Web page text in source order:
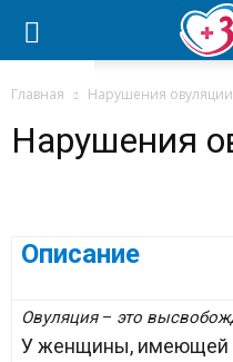
Главная Нарушения овуляции
Нарушения
Описание
Овуляция– это
У женщины, имеющей